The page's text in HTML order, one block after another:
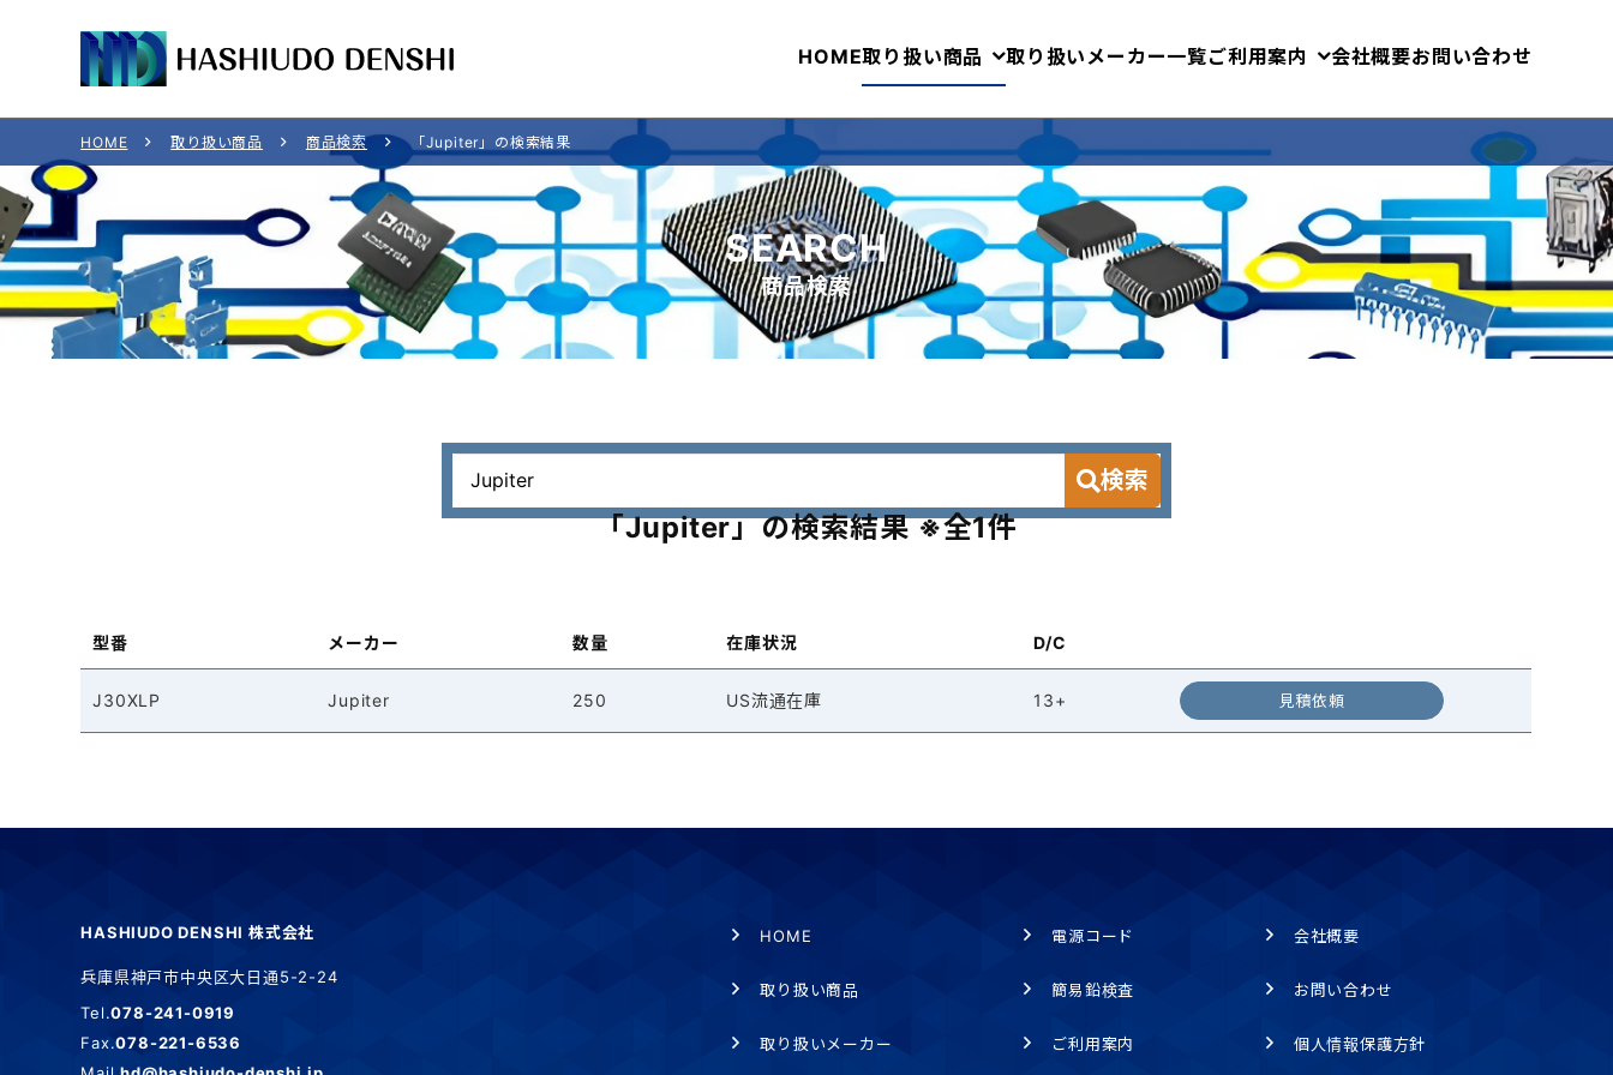
HOME取り扱い商品 取り扱いメーカー一覧ご利用案内 会社概要お問い合わせ
HOME 取り扱い商品 商品検索 「Jupiter」の検索結果
SEARCH
商品検索
検索
「Jupiter」の検索結果 ※全1件
型番 メーカー 数量 在庫状況 D/C
J30XLP Jupiter 250 US流通在庫 13+ 見積依頼
HASHIUDO DENSHI 株式会社
兵庫県神戸市中央区大日通5-2-24
Tel.078-241-0919
Fax.078-221-6536
HOME
取り扱い商品
取り扱いメーカー
電源コード
簡易鉛検査
ご利用案内
会社概要
お問い合わせ
個人情報保護方針